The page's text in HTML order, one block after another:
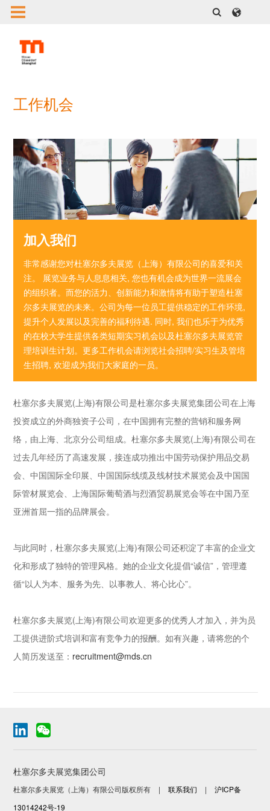
工作机会
加入我们
非常感谢您对杜塞尔多夫展览（上海）有限公司的喜爱和关
注。 展览业务与人息息相关, 您也有机会成为世界一流展会
的组织者。而您的活力、创新能力和激情将有助于塑造杜塞
尔多夫展览的未来。公司为每一位员工提供稳定的工作环境,
提升个人发展以及完善的福利待遇. 同时, 我们也乐于为优秀
的在校大学生提供各类短期实习机会以及杜塞尔多夫展览管
理培训生计划。更多工作机会请浏览社会招聘/实习生及管培
生招聘, 欢迎成为我们大家庭的一员。
杜塞尔多夫展览(上海)有限公司是杜塞尔多夫展览集团公司在上海
投资成立的外商独资子公司，在中国拥有完整的营销和服务网
络，由上海、北京分公司组成。杜塞尔多夫展览(上海)有限公司在
过去几年经历了高速发展，接连成功推出中国劳动保护用品交易
会、中国国际全印展、中国国际线缆及线材技术展览会及中国国
际管材展览会、上海国际葡萄酒与烈酒贸易展览会等在中国乃至
亚洲首屈一指的品牌展会。
与此同时，杜塞尔多夫展览(上海)有限公司还积淀了丰富的企业文
化和形成了独特的管理风格。她的企业文化提倡“诚信”，管理遵
循“以人为本、服务为先、以事教人、将心比心”。
杜塞尔多夫展览(上海)有限公司欢迎更多的优秀人才加入，并为员
工提供进阶式培训和富有竞争力的报酬。如有兴趣，请将您的个
人简历发送至： recruitment@mds.cn
杜塞尔多夫展览集团公司
杜塞尔多夫展览（上海）有限公司版权所有 | 联系我们 |
沪ICP备
13014242号-19